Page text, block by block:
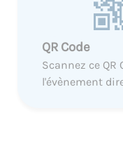
QR Code
Scannez ce QR
l'évènement